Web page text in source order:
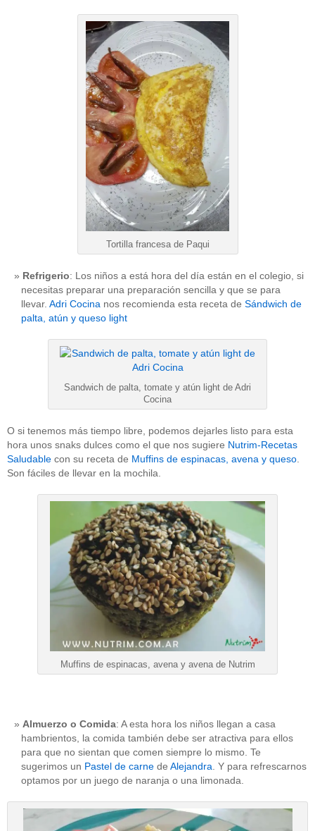
Tortilla francesa de Paqui
Refrigerio: Los niños a está hora del día están en el colegio, si
necesitas preparar una preparación sencilla y que se para
llevar. Adri Cocina nos recomienda esta receta de Sándwich de
palta, atún y queso light
Sandwich de palta, tomate y atún light de Adri
Cocina
O si tenemos más tiempo libre, podemos dejarles listo para esta
hora unos snaks dulces como el que nos sugiere Nutrim-Recetas
Saludable con su receta de Muffins de espinacas, avena y queso.
Son fáciles de llevar en la mochila.
Muffins de espinacas, avena y avena de Nutrim
Almuerzo o Comida: A esta hora los niños llegan a casa
hambrientos, la comida también debe ser atractiva para ellos
para que no sientan que comen siempre lo mismo. Te
sugerimos un Pastel de carne de Alejandra . Y para refrescarnos
optamos por un juego de naranja o una limonada.